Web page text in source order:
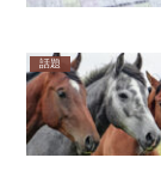
話題